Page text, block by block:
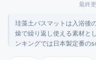
最終
珪藻土バスマットは入浴後
燥で繰り返し使える素材と
ンキングでは日本製定番の